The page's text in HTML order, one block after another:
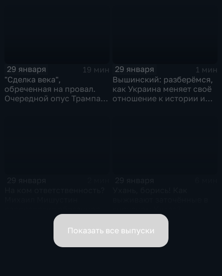
29 января
19 мин
"Сделка века",
обреченная на провал.
Очередной опус Трампа.
29 января
1 мин
Вышинский: разберёмся,
как Украина меняет своё
отношение к истории и
вице-премьеров
Показать все выпуски